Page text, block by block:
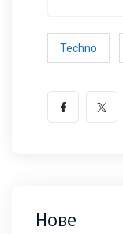
Techno
Нове